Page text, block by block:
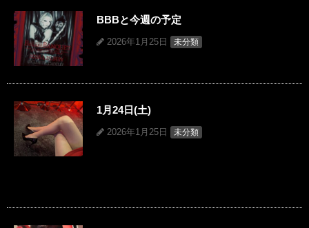
BBBと今週の予定
2026年1月25日 未分類
1月24日(土)
2026年1月25日 未分類